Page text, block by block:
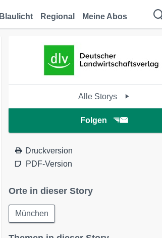
Blaulicht Regional Meine Abos
Alle Storys
Folgen
Druckversion
PDF-Version
Orte in dieser Story
München